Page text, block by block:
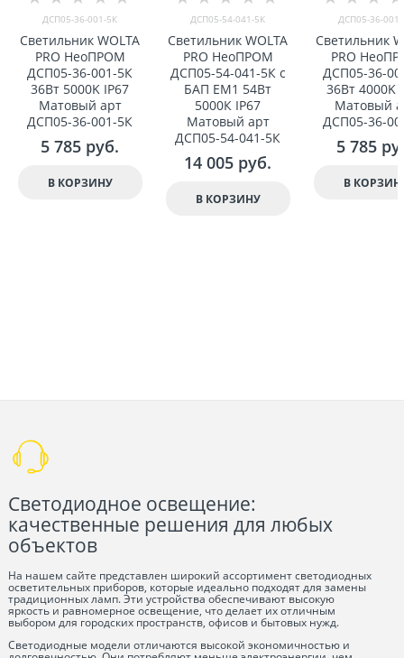
ДСП05-36-001-5К
Светильник WOLTA
PRO НеоПРОМ
ДСП05-36-001-5К
36Вт 5000K IP67
Матовый арт
ДСП05-36-001-5К
5 785 руб.
В КОРЗИНУ
ДСП05-54-041-5К
Светильник WOLTA
PRO НеоПРОМ
ДСП05-54-041-5К с
БАП EM1 54Вт
5000К IP67
Матовый арт
ДСП05-54-041-5К
14 005 руб.
В КОРЗИНУ
ДСП05-36-
Светильник
PRO
ДСП05-36-
36Вт 4000K
Матовый
ДСП05-36-
5 785
В
Светодиодное освещение:
качественные решения для любых
объектов
На нашем сайте представлен широкий ассортимент светодиодных
осветительных приборов, которые идеально подходят для замены
традиционных ламп. Эти устройства обеспечивают высокую
яркость и равномерное освещение, что делает их отличным
выбором для городских пространств, офисов и бытовых нужд.
Светодиодные модели отличаются высокой экономичностью и